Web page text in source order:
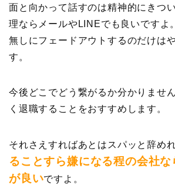
面と向かって話すのは精神的にきつ
理ならメールやLINEでも良いですよ
無しにフェードアウトするのだけは
す。
今後どこでどう繋がるか分かりませ
く退職することをおすすめします。
それさえすればあとはスパッと辞めれ
ることすら嫌になる程の会社な
が良いですよ。